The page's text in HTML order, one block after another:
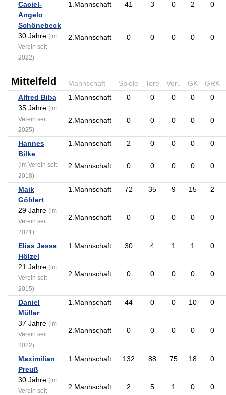
Caciel-
Angelo
Schönebeck
30 Jahre (im
Verein seit
2022)
1.Mannschaft 41 3 0 2 0
2.Mannschaft 0 0 0 0 0
Mittelfeld Mannschaft Spiele Tore Vorl. GK
GRK
Alfred Biba
35 Jahre (im
Verein seit
2025)
1.Mannschaft 0 0 0 0 0
2.Mannschaft 0 0 0 0 0
Hannes
Bilke
(im Verein seit
2018)
1.Mannschaft 2 0 0 0 0
2.Mannschaft 0 0 0 0 0
Maik
Göhlert
29 Jahre (im
Verein seit
2021)
1.Mannschaft 72 35 9 15 2
2.Mannschaft 0 0 0 0 0
Elias Jesse
Hölzel
21 Jahre (im
Verein seit
2015)
1.Mannschaft 30 4 1 1 0
2.Mannschaft 0 0 0 0 0
Daniel
Müller
37 Jahre (im
Verein seit
2022)
1.Mannschaft 44 0 0 10 0
2.Mannschaft 0 0 0 0 0
Maximilian
Preuß
30 Jahre (im
Verein seit
1.Mannschaft 132 88 75 18 0
2.Mannschaft 2 5 1 0 0